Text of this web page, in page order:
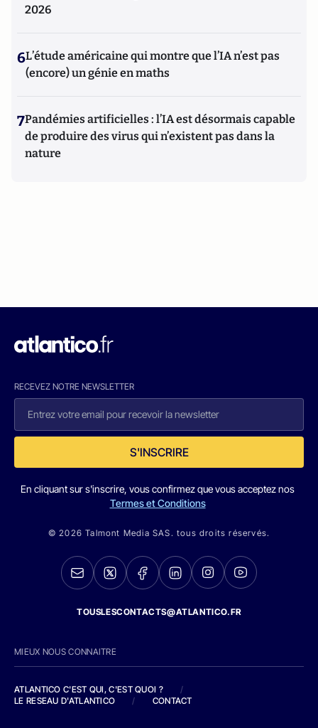
2026
6L’étude américaine qui montre que l’IA n’est pas
(encore) un génie en maths
7Pandémies artificielles : l’IA est désormais capable
de produire des virus qui n’existent pas dans la
nature
RECEVEZ NOTRE NEWSLETTER
S'INSCRIRE
En cliquant sur s'inscrire, vous confirmez que vous acceptez nos
Termes et Conditions
© 2026 Talmont Media SAS. tous droits réservés.
TOUSLESCONTACTS@ATLANTICO.FR
MIEUX NOUS CONNAITRE
ATLANTICO C'EST QUI, C'EST QUOI ?
/
LE RESEAU D'ATLANTICO
/ CONTACT